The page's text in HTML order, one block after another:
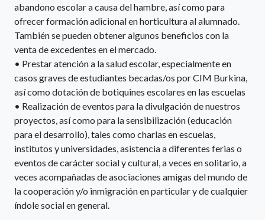
abandono escolar a causa del hambre, así como para
ofrecer formación adicional en horticultura al alumnado.
También se pueden obtener algunos beneficios con la
venta de excedentes en el mercado.
• Prestar atención a la salud escolar, especialmente en
casos graves de estudiantes becadas/os por CIM Burkina,
así como dotación de botiquines escolares en las escuelas
• Realización de eventos para la divulgación de nuestros
proyectos, así como para la sensibilización (educación
para el desarrollo), tales como charlas en escuelas,
institutos y universidades, asistencia a diferentes ferias o
eventos de carácter social y cultural, a veces en solitario, a
veces acompañadas de asociaciones amigas del mundo de
la cooperación y/o inmigración en particular y de cualquier
índole social en general.